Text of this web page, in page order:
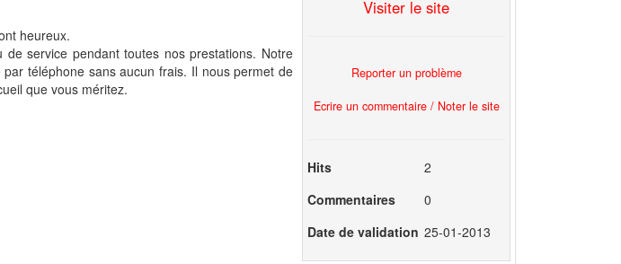
heureux.
service pendant toutes nos prestations. Notre
téléphone sans aucun frais. Il nous permet de
que vous méritez.
Visiter le site
Reporter un problème
Ecrire un commentaire / Noter le site
Hits
2
Commentaires
0
Date de validation 25-01-2013